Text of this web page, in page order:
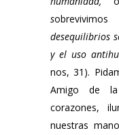
sobrevivimos
desequilibrios
y el uso
nos, 31).
Amigo de
corazones,
nuestras